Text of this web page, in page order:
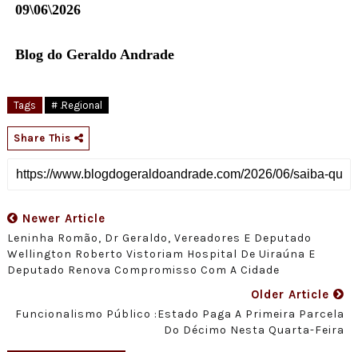
09\06\2026
Blog do Geraldo Andrade
Tags # .Regional
Share This
Newer Article
Leninha Romão, Dr Geraldo, Vereadores E Deputado
Wellington Roberto Vistoriam Hospital De Uiraúna E
Deputado Renova Compromisso Com A Cidade
Older Article
Funcionalismo Público :Estado Paga A Primeira Parcela
Do Décimo Nesta Quarta-Feira